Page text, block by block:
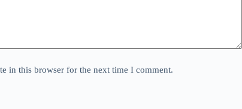
in this browser for the next time I comment.